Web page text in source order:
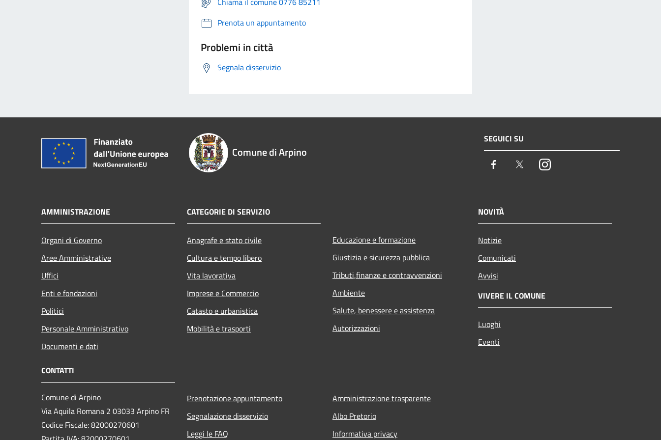
Prenota un appuntamento
Problemi in città
Segnala disservizio
Comune di Arpino
SEGUICI SU
Facebook TwitterInstagram
AMMINISTRAZIONE
Organi di Governo
Aree Amministrative
Uffici
Enti e fondazioni
Politici
Personale Amministrativo
Documenti e dati
CATEGORIE DI SERVIZIO
Anagrafe e stato civile
Cultura e tempo libero
Vita lavorativa
Imprese e Commercio
Catasto e urbanistica
Mobilità e trasporti
Educazione e formazione
Giustizia e sicurezza pubblica
Tributi,finanze e contravvenzioni
Ambiente
Salute, benessere e assistenza
Autorizzazioni
NOVITÀ
Notizie
Comunicati
Avvisi
VIVERE IL COMUNE
Luoghi
Eventi
CONTATTI
Comune di Arpino
Via Aquila Romana 2 03033 Arpino FR
Codice Fiscale: 82000270601
Prenotazione appuntamento
Segnalazione disservizio
Leggi le FAQ
Amministrazione trasparente
Albo Pretorio
Informativa privacy